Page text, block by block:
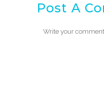
Post A